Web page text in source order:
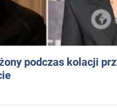
podczas kolacji